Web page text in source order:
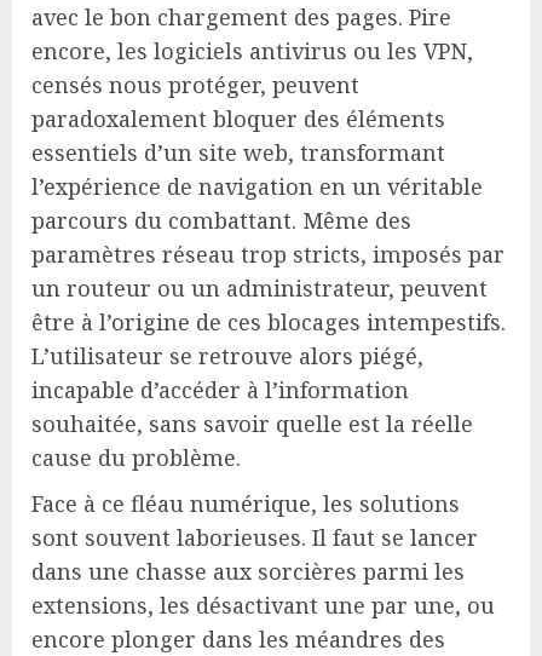
avec le bon chargement des pages. Pire
encore, les logiciels antivirus ou les VPN,
censés nous protéger, peuvent
paradoxalement bloquer des éléments
essentiels d’un site web, transformant
l’expérience de navigation en un véritable
parcours du combattant. Même des
paramètres réseau trop stricts, imposés par
un routeur ou un administrateur, peuvent
être à l’origine de ces blocages intempestifs.
L’utilisateur se retrouve alors piégé,
incapable d’accéder à l’information
souhaitée, sans savoir quelle est la réelle
cause du problème.
Face à ce fléau numérique, les solutions
sont souvent laborieuses. Il faut se lancer
dans une chasse aux sorcières parmi les
extensions, les désactivant une par une, ou
encore plonger dans les méandres des